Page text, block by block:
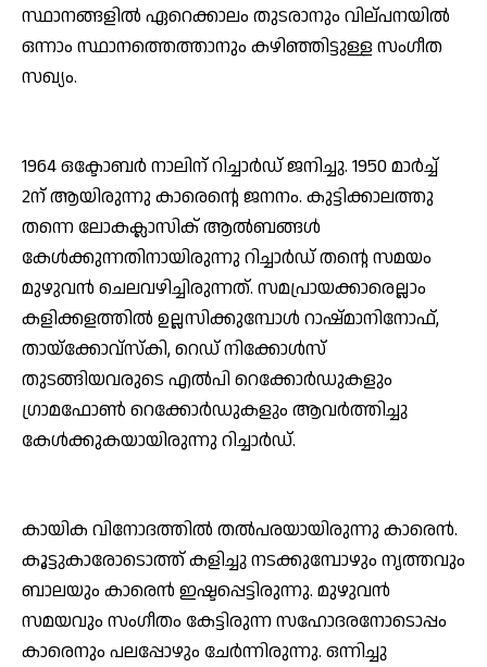
സ്ഥാനങ്ങളില്‍ ഏറെക്കാലം തുടരാനും വില്പനയില്‍
ഒന്നാം സ്ഥാനത്തെത്താനും കഴിഞ്ഞിട്ടുള്ള സംഗീത
സഖ്യം.
1964 ഒക്ടോബര്‍ നാലിന് റിച്ചാര്‍ഡ് ജനിച്ചു. 1950 മാര്‍ച്ച്
2ന് ആയിരുന്നു കാരെന്റെ ജനനം. കുട്ടിക്കാലത്തു
തന്നെ ലോകക്ലാസിക് ആല്‍ബങ്ങള്‍
കേള്‍ക്കുന്നതിനായിരുന്നു റിച്ചാര്‍ഡ് തന്റെ സമയം
മുഴുവന്‍ ചെലവഴിച്ചിരുന്നത്. സമപ്രായക്കാരെല്ലാം
കളിക്കളത്തില്‍ ഉല്ലസിക്കുമ്പോള്‍ റാഷ്മാനിനോഫ്,
തായ്ക്കോവ്സ്‌കി, റെഡ് നിക്കോള്‍സ്
തുടങ്ങിയവരുടെ എല്‍പി റെക്കോര്‍ഡുകളും
ഗ്രാമഫോണ്‍ റെക്കോര്‍ഡുകളും ആവര്‍ത്തിച്ചു
കേള്‍ക്കുകയായിരുന്നു റിച്ചാര്‍ഡ്.
കായിക വിനോദത്തില്‍ തല്‍പരയായിരുന്നു കാരെന്‍.
കൂട്ടുകാരോടൊത്ത് കളിച്ചു നടക്കുമ്പോഴും നൃത്തവും
ബാലയും കാരെന്‍ ഇഷ്ടപ്പെട്ടിരുന്നു. മുഴുവന്‍
സമയവും സംഗീതം കേട്ടിരുന്ന സഹോദരനോടൊപ്പം
കാരെനും പലപ്പോഴും ചേര്‍ന്നിരുന്നു. ഒന്നിച്ചു